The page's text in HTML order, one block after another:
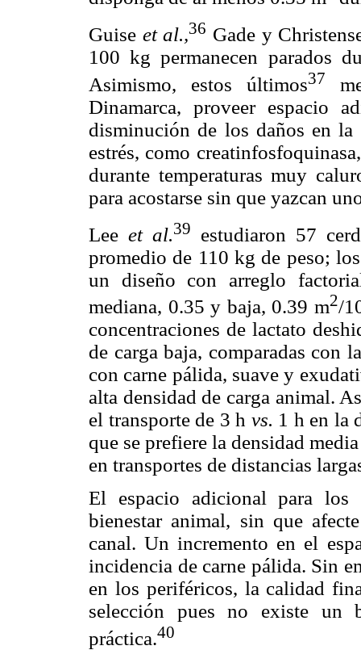
Guise et al.,36 Gade y
100 kg permanecen parados
Asimismo, estos últimos37
Dinamarca, proveer espacio
disminución de los daños en
estrés, como
durante temperaturas muy
para acostarse sin que yazcan
Lee et al.39
estudiaron 57
promedio de 110 kg de peso;
un diseño con arreglo
mediana, 0.35 y baja, 0.39 m2/
concentraciones de lactato
de carga baja, comparadas con
con carne pálida, suave y
alta densidad de carga animal.
el transporte de 3 h vs. 1 h en la
que se prefiere la densidad
en transportes de distancias
El espacio adicional para los
bienestar animal, sin que
canal. Un incremento en el
incidencia de carne pálida. Sin
en los periféricos, la calidad
selección pues no existe un
práctica.40